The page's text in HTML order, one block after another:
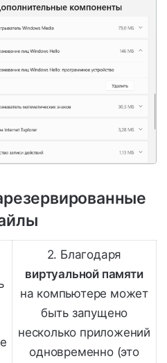
2. Благодаря
виртуальной памяти
на компьютере может
быть запущено
несколько приложений
одновременно (это